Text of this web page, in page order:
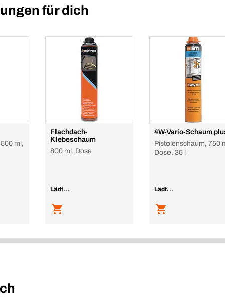
für dich
ml,
Flachdach-
Klebeschaum
800 ml, Dose
Lädt...
4W-Vario-Schaum
Pistolenschaum, 750
Dose, 35 l
Lädt...